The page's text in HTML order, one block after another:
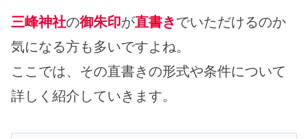
三峰神社の御朱印が直書きでいただけるのか
気になる方も多いですよね。
ここでは、その直書きの形式や条件について
詳しく紹介していきます。